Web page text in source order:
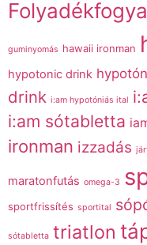
guminyomás hawaii ironman
hypotonic drink
drink i:am hypotóniás ital
i:am sótabletta
ironman izzadás
maratonfutás omega-3
sportfrissítés sportital
sótabletta triatlon